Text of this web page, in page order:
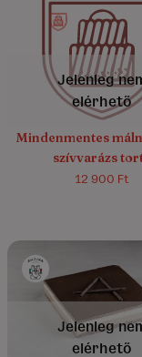
4.7/5
(56)
Jelenleg
elérhető
Mindenmentes
szívvarázs
12 900 Ft
Jelenleg
elérhető